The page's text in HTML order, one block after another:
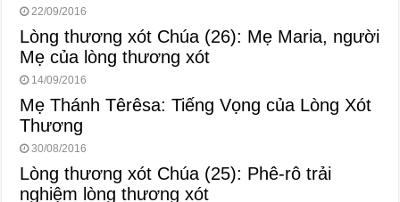
22/09/2016
Lòng thương xót Chúa (26): Mẹ Maria, người
Mẹ của lòng thương xót
14/09/2016
Mẹ Thánh Têrêsa: Tiếng Vọng của Lòng Xót
Thương
30/08/2016
Lòng thương xót Chúa (25): Phê-rô trải
nghiệm lòng thương xót